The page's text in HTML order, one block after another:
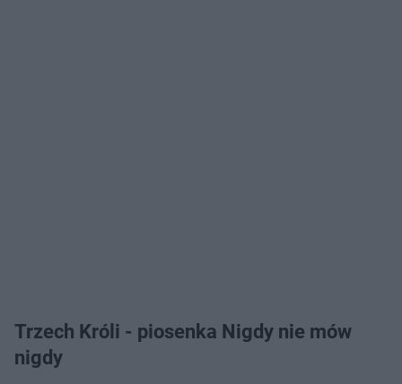
Trzech Króli - piosenka Nigdy nie mów
nigdy